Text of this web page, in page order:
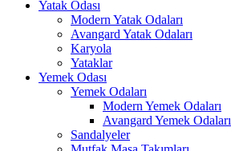
Yatak Odası
Modern Yatak Odaları
Avangard Yatak Odaları
Karyola
Yataklar
Yemek Odası
Yemek Odaları
Modern Yemek Odaları
Avangard Yemek Odaları
Sandalyeler